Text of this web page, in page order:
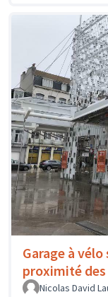
Garage à vélo
proximité des
Nicolas David